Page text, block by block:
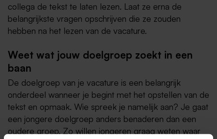
collega de tekst te laten lezen. Laat ze erna de
belangrijkste vragen opschrijven die ze zouden
hebben na het lezen van de vacature.
Weet wat jouw doelgroep zoekt in een
baan
De doelgroep van je vacature is een belangrijk
onderdeel wanneer je begint met het opstellen van de
tekst en opmaak. Wie spreek je namelijk aan? Je gaat
een jongere doelgroep anders benaderen dan een
oudere groep. Zo willen jongeren graag weten waar